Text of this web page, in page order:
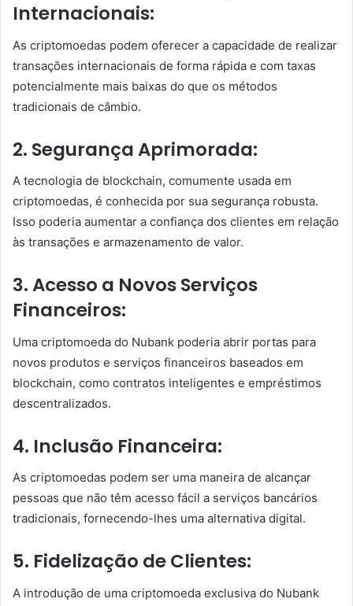
Internacionais:
As criptomoedas podem oferecer a capacidade de realizar
transações internacionais de forma rápida e com taxas
potencialmente mais baixas do que os métodos
tradicionais de câmbio.
2. Segurança Aprimorada:
A tecnologia de blockchain, comumente usada em
criptomoedas, é conhecida por sua segurança robusta.
Isso poderia aumentar a confiança dos clientes em relação
às transações e armazenamento de valor.
3. Acesso a Novos Serviços
Financeiros:
Uma criptomoeda do Nubank poderia abrir portas para
novos produtos e serviços financeiros baseados em
blockchain, como contratos inteligentes e empréstimos
descentralizados.
4. Inclusão Financeira:
As criptomoedas podem ser uma maneira de alcançar
pessoas que não têm acesso fácil a serviços bancários
tradicionais, fornecendo-lhes uma alternativa digital.
5. Fidelização de Clientes:
A introdução de uma criptomoeda exclusiva do Nubank